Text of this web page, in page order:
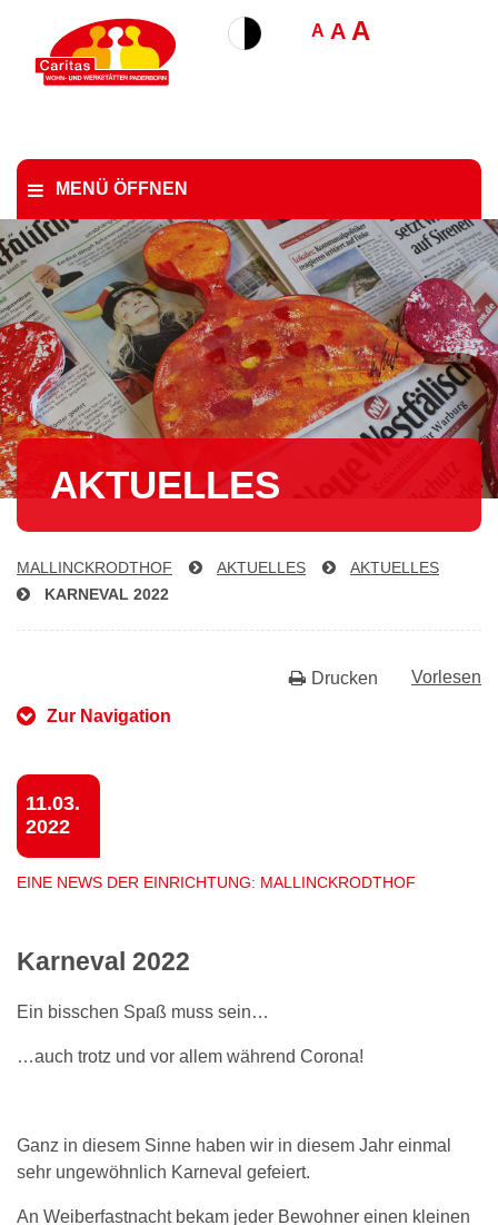
A A A
MENÜ ÖFFNEN
AKTUELLES
MAL­LINCK­RODTHOF AKTUELLES
AKTUELLES
KARNEVAL 2022
Vorlesen
Drucken
Zur Navigation
11.03.
2022
EINE NEWS DER EINRICHTUNG: MALLINCKRODTHOF
Karneval 2022
Ein bisschen Spaß muss sein…
…auch trotz und vor allem während Corona!
Ganz in diesem Sinne haben wir in diesem Jahr einmal
sehr ungewöhnlich Karneval gefeiert.
An Weiberfastnacht bekam jeder Bewohner einen kleinen